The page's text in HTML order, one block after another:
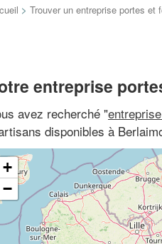
> Trouver un entreprise portes et
entreprise
avez recherché "
disponibles à
+
−